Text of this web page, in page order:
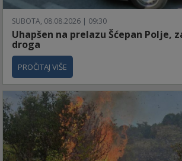
SUBOTA, 08.08.2026 | 09:30
Uhapšen na prelazu Šćepan Polje,
droga
PROČITAJ VIŠE